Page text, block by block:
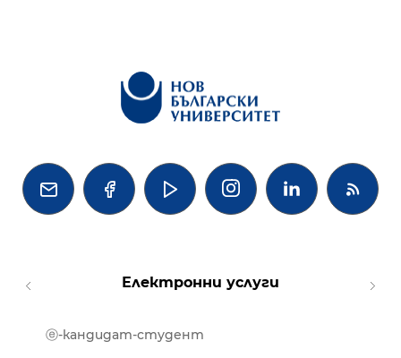
   
Електронни услуги
ⓔ-кандидат-студент